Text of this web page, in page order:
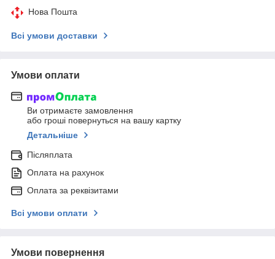
Нова Пошта
Всі умови доставки
Умови оплати
Ви отримаєте замовлення
або гроші повернуться на вашу картку
Детальніше
Післяплата
Оплата на рахунок
Оплата за реквізитами
Всі умови оплати
Умови повернення